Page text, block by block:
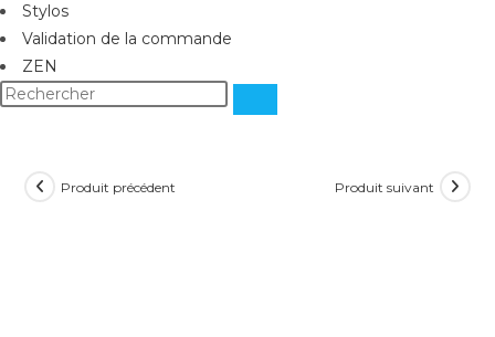
Stylos
Validation de la commande
ZEN
Produit précédent Produit suivant